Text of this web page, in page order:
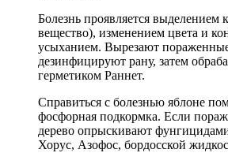
Болезнь проявляется выделением
вещество), изменением цвета и
усыханием. Вырезают пораженные
дезинфицируют рану, затем
герметиком Раннет.
Справиться с болезнью яблоне
фосфорная подкормка. Если
дерево опрыскивают
Хорус, Азофос, бордосской